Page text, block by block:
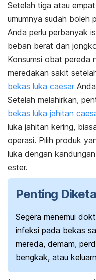
Setelah tiga atau
umumnya sudah boleh
Anda perlu perbanyak
beban berat dan
Konsumsi obat pereda
meredakan sakit
bekas luka caesar
Setelah melahirkan,
bekas luka jahitan
luka jahitan kering,
operasi. Pilih produk
luka dengan
ester.
Penting
Segera menemui
infeksi pada bekas
mereda, demam,
bengkak, atau